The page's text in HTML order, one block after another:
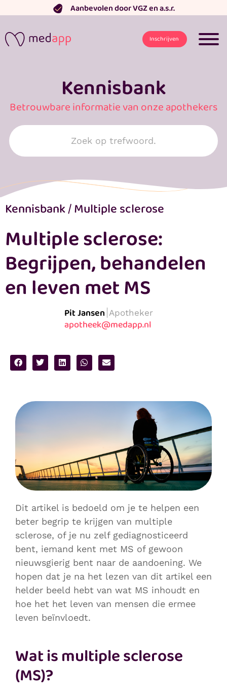
naar
de
inhoud
Aanbevolen door VGZ en a.s.r.
Inschrijven
Kennisbank
Betrouwbare informatie van onze apothekers
Search
for:
Kennisbank/Multiple sclerose
Multiple sclerose:
Begrijpen, behandelen
en leven met MS
Pit Jansen Apotheker
apotheek@medapp.nl
Dit artikel is bedoeld om je te helpen een
beter begrip te krijgen van multiple
sclerose, of je nu zelf gediagnosticeerd
bent, iemand kent met MS of gewoon
nieuwsgierig bent naar de aandoening. We
hopen dat je na het lezen van dit artikel een
helder beeld hebt van wat MS inhoudt en
hoe het het leven van mensen die ermee
leven beïnvloedt.
Wat is multiple sclerose
(MS)?